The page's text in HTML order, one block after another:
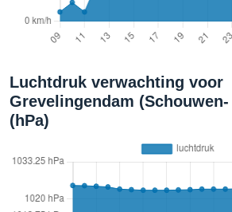
Luchtdruk verwachting voor
Grevelingendam
(hPa)